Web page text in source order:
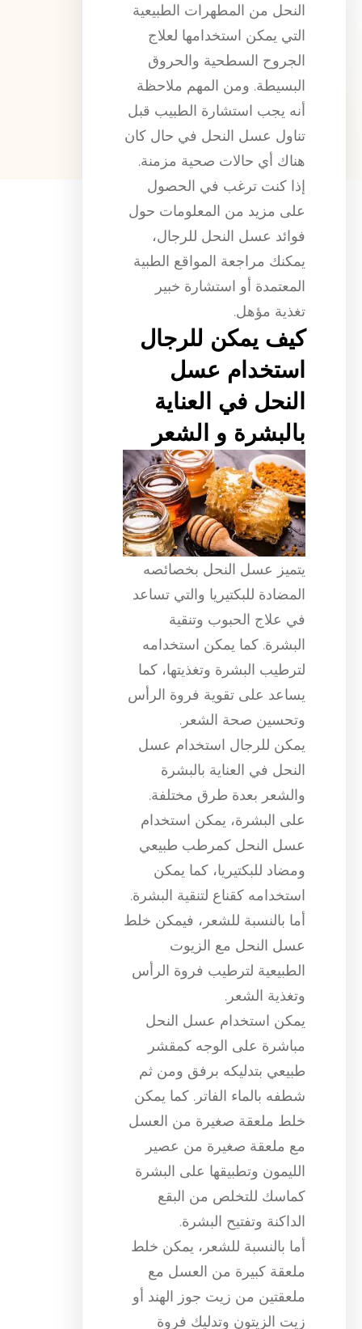
النحل من المطهرات الطبيعية
التي يمكن استخدامها لعلاج
الجروح السطحية والحروق
البسيطة. ومن المهم ملاحظة
أنه يجب استشارة الطبيب قبل
تناول عسل النحل في حال كان
هناك أي حالات صحية مزمنة.
إذا كنت ترغب في الحصول
على مزيد من المعلومات حول
فوائد عسل النحل للرجال،
يمكنك مراجعة المواقع الطبية
المعتمدة أو استشارة خبير
تغذية مؤهل.
كيف يمكن للرجال
استخدام عسل
النحل في العناية
بالبشرة و الشعر
يتميز عسل النحل بخصائصه
المضادة للبكتيريا والتي تساعد
في علاج الحبوب وتنقية
البشرة. كما يمكن استخدامه
لترطيب البشرة وتغذيتها، كما
يساعد على تقوية فروة الرأس
وتحسين صحة الشعر.
يمكن للرجال استخدام عسل
النحل في العناية بالبشرة
والشعر بعدة طرق مختلفة.
على البشرة، يمكن استخدام
عسل النحل كمرطب طبيعي
ومضاد للبكتيريا، كما يمكن
استخدامه كقناع لتنقية البشرة.
أما بالنسبة للشعر، فيمكن خلط
عسل النحل مع الزيوت
الطبيعية لترطيب فروة الرأس
وتغذية الشعر.
يمكن استخدام عسل النحل
مباشرة على الوجه كمقشر
طبيعي بتدليكه برفق ومن ثم
شطفه بالماء الفاتر. كما يمكن
خلط ملعقة صغيرة من العسل
مع ملعقة صغيرة من عصير
الليمون وتطبيقها على البشرة
كماسك للتخلص من البقع
الداكنة وتفتيح البشرة.
أما بالنسبة للشعر، يمكن خلط
ملعقة كبيرة من العسل مع
ملعقتين من زيت جوز الهند أو
زيت الزيتون وتدليك فروة